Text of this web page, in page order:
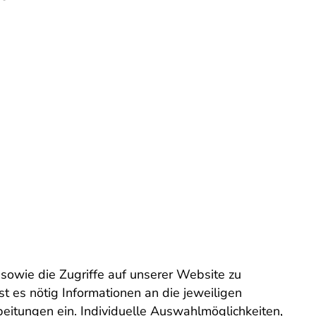
die Zugriffe auf unserer Website zu
es nötig Informationen an die jeweiligen
ein. Individuelle Auswahlmöglichkeiten,